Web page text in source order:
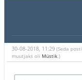
30-08-2018, 11:29 (Seda
muutjaks oli Müstik.)